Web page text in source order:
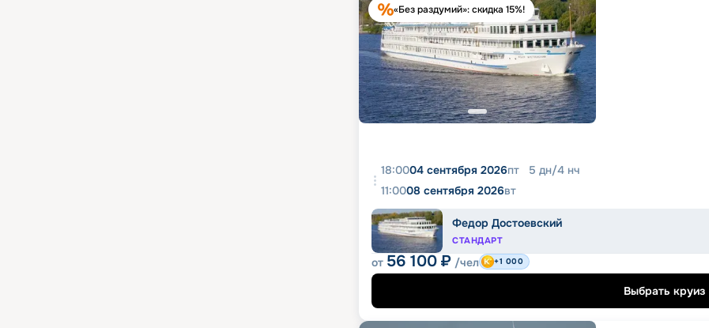
«Без раздумий»: скидка 15%!
18:0004 сентября 2026пт 5 дн/4 нч
11:0008 сентября 2026вт
Федор Достоевский
СТАНДАРТ
от 56 100 ₽ /чел +1 000
Выбрать круиз